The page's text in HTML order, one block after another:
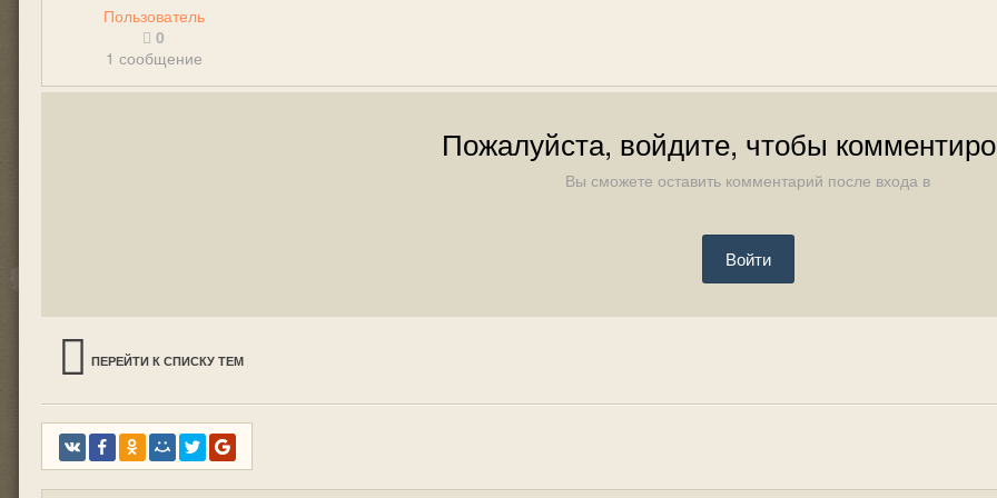
Пользователь
0
1 сообщение
Пожалуйста, войдите, чтобы
Вы сможете оставить комментарий после входа в
Войти
ПЕРЕЙТИ К СПИСКУ ТЕМ